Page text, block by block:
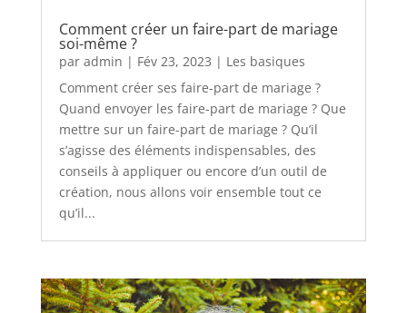
Comment créer un faire-part de mariage
soi-même ?
par admin | Fév 23, 2023 | Les basiques
Comment créer ses faire-part de mariage ?
Quand envoyer les faire-part de mariage ? Que
mettre sur un faire-part de mariage ? Qu’il
s’agisse des éléments indispensables, des
conseils à appliquer ou encore d’un outil de
création, nous allons voir ensemble tout ce
qu’il...